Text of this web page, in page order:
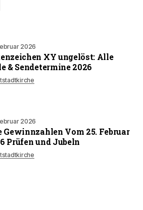
2026
XY ungelöst: Alle
& Sendetermine 2026
2026
Gewinnzahlen Vom 25. Februar
Prüfen und Jubeln